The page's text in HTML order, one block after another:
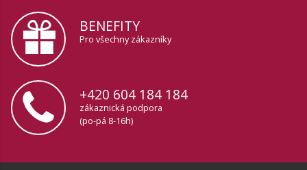
BENEFITY
Pro všechny zákazníky
+420 604 184 184
zákaznická podpora
(po-pá 8-16h)